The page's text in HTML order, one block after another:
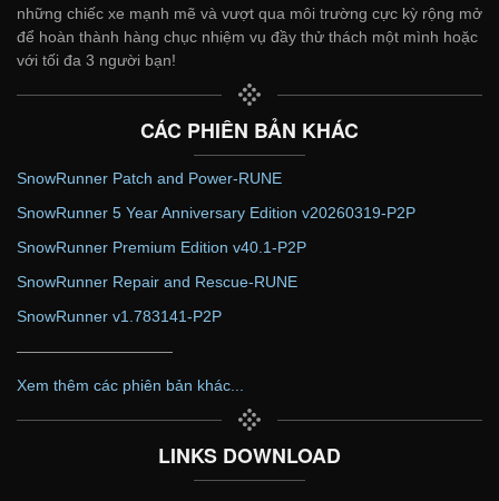
những chiếc xe mạnh mẽ và vượt qua môi trường cực kỳ rộng mở
để hoàn thành hàng chục nhiệm vụ đầy thử thách một mình hoặc
với tối đa 3 người bạn!
CÁC PHIÊN BẢN KHÁC
SnowRunner Patch and Power-RUNE
SnowRunner 5 Year Anniversary Edition v20260319-P2P
SnowRunner Premium Edition v40.1-P2P
SnowRunner Repair and Rescue-RUNE
SnowRunner v1.783141-P2P
——————————
Xem thêm các phiên bản khác...
LINKS DOWNLOAD